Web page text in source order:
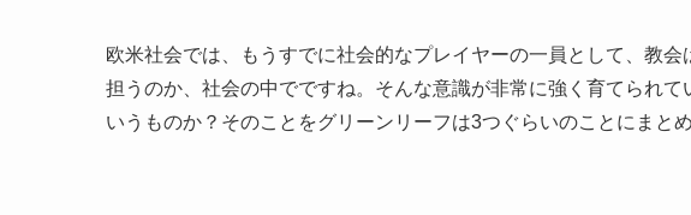
欧米社会では、もうすでに社会的なプレイヤーの一員として、教
担うのか、社会の中でですね。そんな意識が非常に強く育てられ
いうものか？そのことをグリーンリーフは3つぐらいのことにまとめ